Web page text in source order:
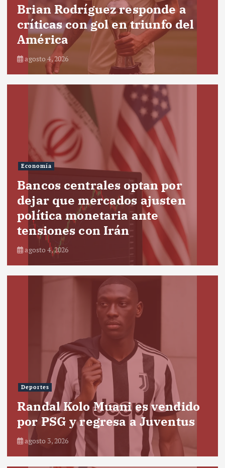
Brian Rodríguez responde a
críticas con gol en triunfo del
América
agosto 4, 2026
Economía
Bancos centrales optan por
dejar que mercados ajusten
política monetaria ante
tensiones con Irán
agosto 4, 2026
Deportes
Randal Kolo Muani es vendido
por PSG y regresa a Juventus
agosto 3, 2026